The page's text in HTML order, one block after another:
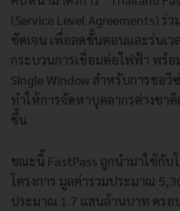
(Service Level Agreements) ร่
ชัดเจน เพื่อลดขั้นตอนและร่นเว
กระบวนการเชื่อมต่อไฟฟ้า พร้
Single Window สำหรับการขอ
ทำให้การจัดหาบุคลากรต่างชาติ
ขึ้น
ขณะนี้ FastPass ถูกนำมาใช้กับ
โครงการ มูลค่ารวมประมาณ
ประมาณ 1.7 แสนล้านบาท ครอ